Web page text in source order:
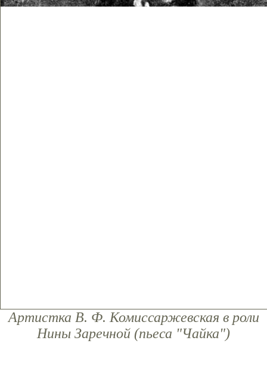
Артистка В. Ф. Комиссаржевская в роли
Нины Заречной (пьеса "Чайка")